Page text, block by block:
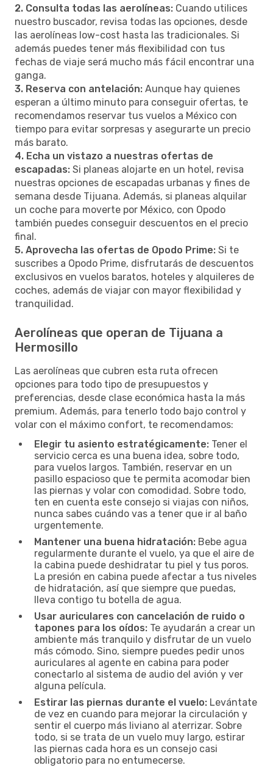
2. Consulta todas las aerolíneas: Cuando utilices
nuestro buscador, revisa todas las opciones, desde
las aerolíneas low-cost hasta las tradicionales. Si
además puedes tener más flexibilidad con tus
fechas de viaje será mucho más fácil encontrar una
ganga.
3. Reserva con antelación: Aunque hay quienes
esperan a último minuto para conseguir ofertas, te
recomendamos reservar tus vuelos a México con
tiempo para evitar sorpresas y asegurarte un precio
más barato.
4. Echa un vistazo a nuestras ofertas de
escapadas: Si planeas alojarte en un hotel, revisa
nuestras opciones de escapadas urbanas y fines de
semana desde Tijuana. Además, si planeas alquilar
un coche para moverte por México, con Opodo
también puedes conseguir descuentos en el precio
final.
5. Aprovecha las ofertas de Opodo Prime: Si te
suscribes a Opodo Prime, disfrutarás de descuentos
exclusivos en vuelos baratos, hoteles y alquileres de
coches, además de viajar con mayor flexibilidad y
tranquilidad.
Aerolíneas que operan de Tijuana a
Hermosillo
Las aerolíneas que cubren esta ruta ofrecen
opciones para todo tipo de presupuestos y
preferencias, desde clase económica hasta la más
premium. Además, para tenerlo todo bajo control y
volar con el máximo confort, te recomendamos:
Elegir tu asiento estratégicamente: Tener el
servicio cerca es una buena idea, sobre todo,
para vuelos largos. También, reservar en un
pasillo espacioso que te permita acomodar bien
las piernas y volar con comodidad. Sobre todo,
ten en cuenta este consejo si viajas con niños,
nunca sabes cuándo vas a tener que ir al baño
urgentemente.
Mantener una buena hidratación: Bebe agua
regularmente durante el vuelo, ya que el aire de
la cabina puede deshidratar tu piel y tus poros.
La presión en cabina puede afectar a tus niveles
de hidratación, así que siempre que puedas,
lleva contigo tu botella de agua.
Usar auriculares con cancelación de ruido o
tapones para los oídos: Te ayudarán a crear un
ambiente más tranquilo y disfrutar de un vuelo
más cómodo. Sino, siempre puedes pedir unos
auriculares al agente en cabina para poder
conectarlo al sistema de audio del avión y ver
alguna película.
Estirar las piernas durante el vuelo: Levántate
de vez en cuando para mejorar la circulación y
sentir el cuerpo más liviano al aterrizar. Sobre
todo, si se trata de un vuelo muy largo, estirar
las piernas cada hora es un consejo casi
obligatorio para no entumecerse.